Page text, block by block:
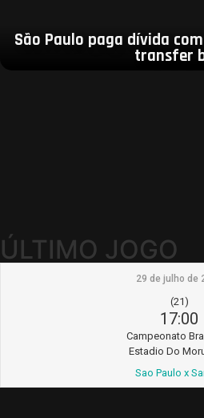
São Paulo paga dívida
transfer
ÚLTIMO JOGO
29 de julho de
(21)
17:00
Campeonato
Estadio Do
Sao Paulo x